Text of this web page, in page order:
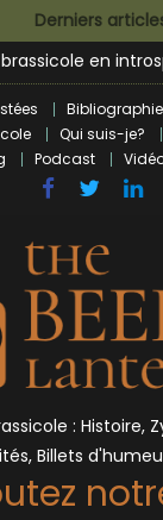
Derniers
brassicole en
de la révolution
dans le
par Tilray pour
Qui suis-je?
Podcast
: Histoire,
Billets